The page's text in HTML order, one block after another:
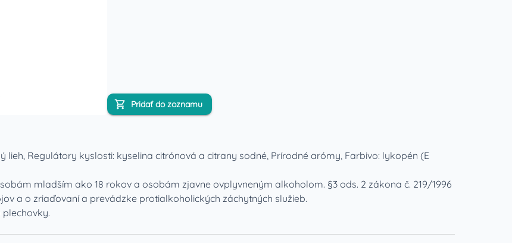
Pridať do zoznamu
lieh, Regulátory kyslosti: kyselina citrónová a citrany sodné, Prírodné arómy, Farbivo: lykopén (E
mladším ako 18 rokov a osobám zjavne ovplyvneným alkoholom. §3 ods. 2 zákona č. 219/1996
a o zriaďovaní a prevádzke protialkoholických záchytných služieb.